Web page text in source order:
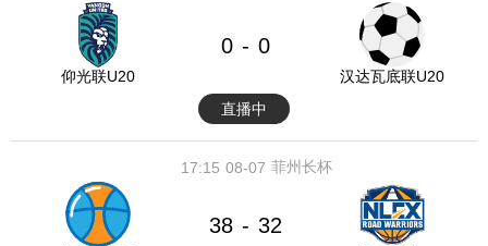
仰光联U20
0 - 0
汉达瓦底联U20
直播中
08-07
17:15 菲州长杯
38 - 32